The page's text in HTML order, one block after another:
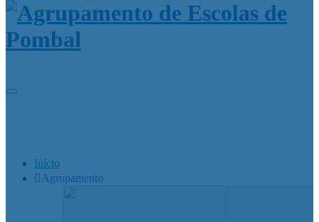
Início
Agrupamento